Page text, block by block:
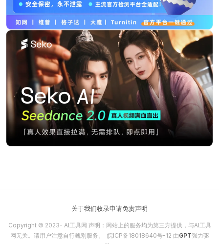
关于我们收录申请免责声明
Copyright © 2023- AI工具网 声明：网站上的服务均为第三方提供，与AI工具
网无关。请用户注意自行甄别服务。 皖ICP备18018640号-12 由GPT强力驱